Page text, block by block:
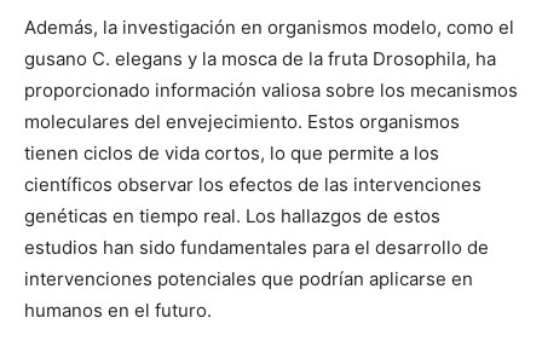
Además, la investigación en organismos modelo, como el
gusano C. elegans y la mosca de la fruta Drosophila, ha
proporcionado información valiosa sobre los mecanismos
moleculares del envejecimiento. Estos organismos
tienen ciclos de vida cortos, lo que permite a los
científicos observar los efectos de las intervenciones
genéticas en tiempo real. Los hallazgos de estos
estudios han sido fundamentales para el desarrollo de
intervenciones potenciales que podrían aplicarse en
humanos en el futuro.